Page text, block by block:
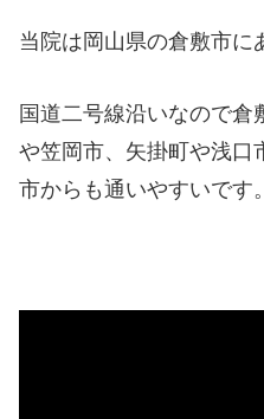
当院は岡山県の倉敷市に
国道二号線沿いなので倉
や笠岡市、矢掛町や浅口
市からも通いやすいです。